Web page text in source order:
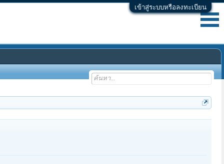
เข้าสู่ระบบหรือลงทะเบียน